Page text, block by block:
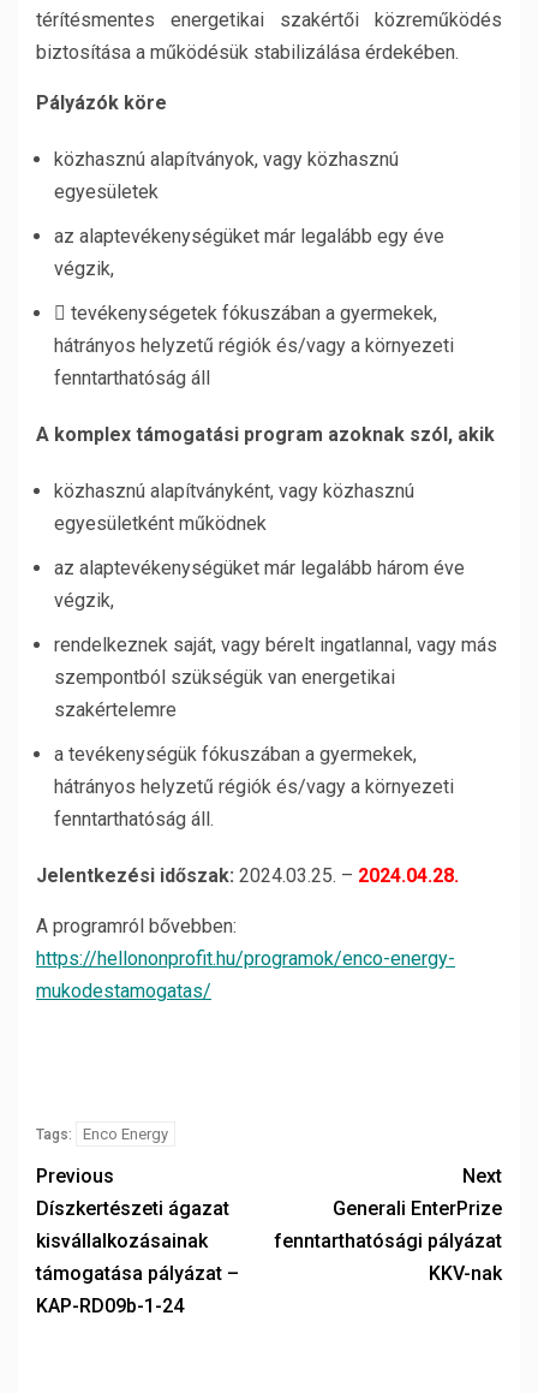
térítésmentes energetikai szakértői közreműködés
biztosítása a működésük stabilizálása érdekében.
Pályázók köre
közhasznú alapítványok, vagy közhasznú
egyesületek
az alaptevékenységüket már legalább egy éve
végzik,
tevékenységetek fókuszában a gyermekek,
hátrányos helyzetű régiók és/vagy a környezeti
fenntarthatóság áll
A komplex támogatási program azoknak szól, akik
közhasznú alapítványként, vagy közhasznú
egyesületként működnek
az alaptevékenységüket már legalább három éve
végzik,
rendelkeznek saját, vagy bérelt ingatlannal, vagy más
szempontból szükségük van energetikai
szakértelemre
a tevékenységük fókuszában a gyermekek,
hátrányos helyzetű régiók és/vagy a környezeti
fenntarthatóság áll.
Jelentkezési időszak: 2024.03.25. – 2024.04.28.
A programról bővebben:
https://hellononprofit.hu/programok/enco-energy-
mukodestamogatas/
Tags: Enco Energy
Previous
Díszkertészeti ágazat
kisvállalkozásainak
támogatása pályázat –
KAP-RD09b-1-24
Next
Generali EnterPrize
fenntarthatósági pályázat
KKV-nak